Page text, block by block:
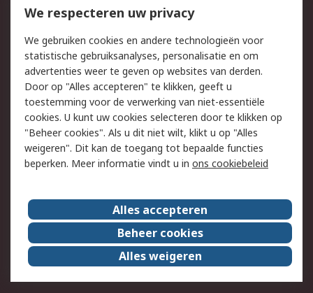
Bestellen
Inkoopoplossingen
Track & Trace
Wettelijk
Cookiebeleid
Email veiligheid
Privacybeleid
Websitevoorwaarden
Algemene
verkoopvoorwaarden
Over RS
RS Group
Over ons
RS wereldwijd
Werken bij RS
ESG
We respecteren uw privacy
We gebruiken cookies en andere technologieën voor
statistische gebruiksanalyses, personalisatie en om
advertenties weer te geven op websites van derden.
Door op "Alles accepteren" te klikken, geeft u
toestemming voor de verwerking van niet-essentiële
cookies. U kunt uw cookies selecteren door te klikken op
"Beheer cookies". Als u dit niet wilt, klikt u op "Alles
weigeren". Dit kan de toegang tot bepaalde functies
beperken. Meer informatie vindt u in ons cookiebeleid
Alles accepteren
Beheer cookies
Alles weigeren